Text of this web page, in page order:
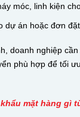
móc, linh kiện
dự án hoặc đơn
doanh nghiệp
phù hợp để tối
mặt hàng gì